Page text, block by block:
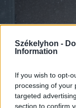
Székelyhon -
Information
If you wish to opt-
processing of your
targeted
section to confirm